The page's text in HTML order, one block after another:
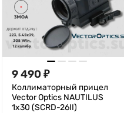
9 490 ₽
Коллиматорный прицел
Vector Optics NAUTILUS
1x30 (SCRD-26II)